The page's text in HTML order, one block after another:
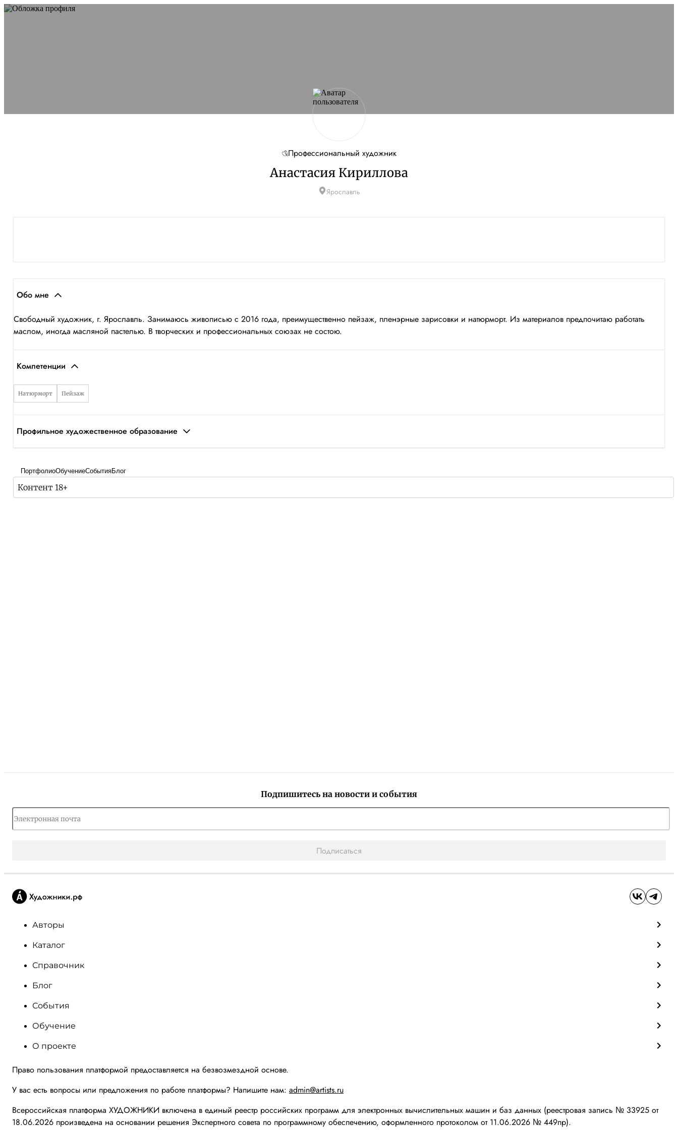
Профессиональный художник
Анастасия Кириллова
Ярославль
Обо мне
Свободный художник, г. Ярославль. Занимаюсь живописью с 2016 года, преимущественно пейзаж, пленэрные зарисовки и натюрморт. Из материалов предпочитаю работать
маслом, иногда масляной пастелью. В творческих и профессиональных союзах не состою.
Компетенции
Натюрморт Пейзаж
Профильное художественное образование
ПортфолиоОбучениеСобытияБлог
Контент 18+
Подпишитесь на новости и события
Подписаться
Авторы
Каталог
Справочник
Блог
События
Обучение
О проекте
Право пользования платформой предоставляется на безвозмездной основе.
У вас есть вопросы или предложения по работе платформы? Напишите нам: admin@artists.ru
Всероссийская платформа ХУДОЖНИКИ включена в единый реестр российских программ для электронных вычислительных машин и баз данных (реестровая запись № 33925 от
18.06.2026 произведена на основании решения Экспертного совета по программному обеспечению, оформленного протоколом от 11.06.2026 № 449пр).